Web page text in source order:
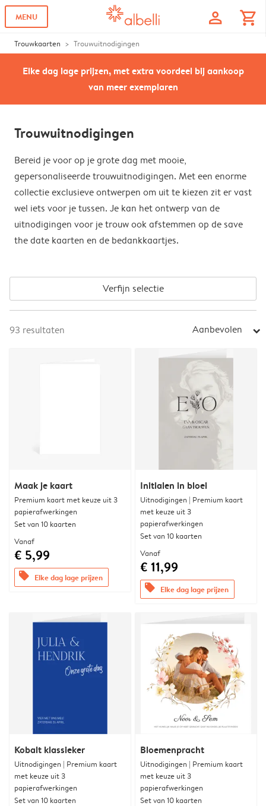
MENU profile shopping_cart
Trouwkaarten Trouwuitnodigingen
Elke dag lage prijzen, met extra voordeel bij aankoop
van meer exemplaren
Trouwuitnodigingen
Bereid je voor op je grote dag met mooie,
gepersonaliseerde trouwuitnodigingen. Met een enorme
collectie exclusieve ontwerpen om uit te kiezen zit er vast
wel iets voor je tussen. Je kan het ontwerp van de
uitnodigingen voor je trouw ook afstemmen op de save
the date kaarten en de bedankkaartjes.
Verfijn selectie
93 resultaten Aanbevolen arrow_right
Maak je kaart
Premium kaart met keuze uit 3
papierafwerkingen
Set van 10 kaarten
Vanaf
€ 5,99
offers Elke dag lage prijzen
Initialen in bloei
Uitnodigingen | Premium kaart
met keuze uit 3
papierafwerkingen
Set van 10 kaarten
Vanaf
€ 11,99
offers Elke dag lage prijzen
Kobalt klassieker
Uitnodigingen | Premium kaart
met keuze uit 3
papierafwerkingen
Set van 10 kaarten
Bloemenpracht
Uitnodigingen | Premium kaart
met keuze uit 3
papierafwerkingen
Set van 10 kaarten